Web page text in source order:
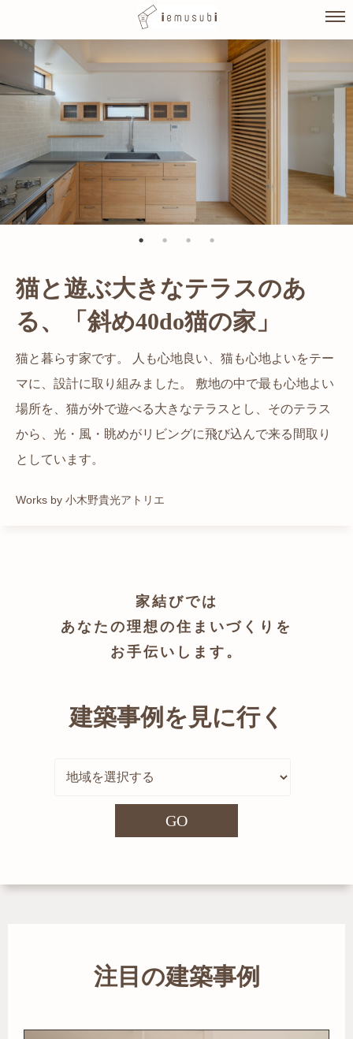
Skip
content
猫と遊ぶ大きなテラスのあ
る、「斜め40do猫の家」
猫と暮らす家です。 人も心地良い、猫も心地よいをテー
マに、設計に取り組みました。 敷地の中で最も心地よい
場所を、猫が外で遊べる大きなテラスとし、そのテラス
から、光・風・眺めがリビングに飛び込んで来る間取り
としています。
Works by 小木野貴光アトリエ
光が溢れ、広がりある空間の
家
都心でありながらも緑の多いエリアです。 その緑の借景
も取り入れること、窓の配置を工夫することで、光を取
り入れながらも、カーテンを閉じずに生活できる様設計
しています。
自然の中の岩山を切り開いて造った、ワイルドなゲスト
ハウスをイメージした空間が広がる都市型住宅です。
かつての機織り工場が、その趣を残しつつ孫世帯の住居
へと蘇りました。
家結びでは
あなたの理想の住まいづくりを
お手伝いします。
建築事例を見に行く
GO
注目の建築事例